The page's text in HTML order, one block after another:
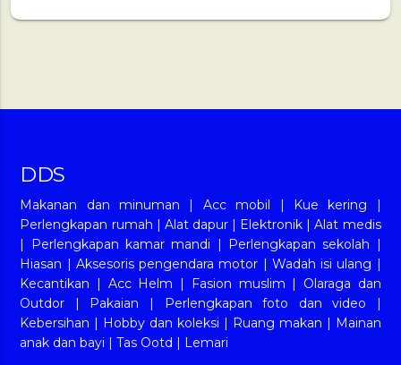
DDS
Makanan dan minuman | Acc mobil | Kue kering
|
Perlengkapan rumah | Alat dapur| Elektronik |Alat medis
|
Perlengkapan kamar mandi | Perlengkapan sekolah |
Hiasan | Aksesoris pengendara motor | Wadah isi ulang |
Kecantikan | Acc Helm | Fasion muslim | Olaraga dan
Outdor | Pakaian | Perlengkapan foto dan video |
Kebersihan | Hobby dan koleksi | Ruang makan | Mainan
anak dan bayi |Tas Ootd | Lemari